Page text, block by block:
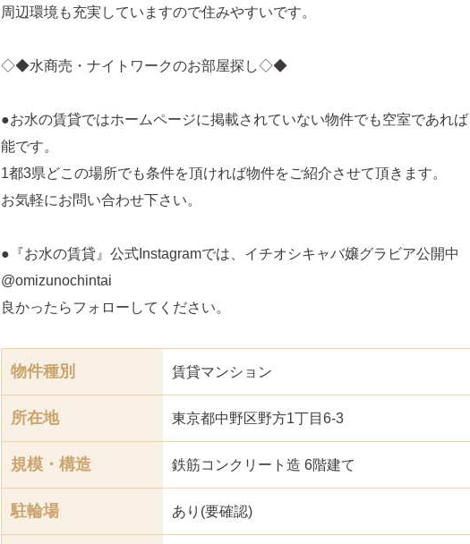
周辺環境も充実していますので住みやすいです。
◇◆水商売・ナイトワークのお部屋探し◇◆
●お水の賃貸ではホームページに掲載されていない物件でも空室であれ
能です。
1都3県どこの場所でも条件を頂ければ物件をご紹介させて頂きます。
お気軽にお問い合わせ下さい。
●『お水の賃貸』公式Instagramでは、イチオシキャバ嬢グラビア公開中
@omizunochintai
良かったらフォローしてください。
物件種別 賃貸マンション
所在地 東京都中野区野方1丁目6-3
規模・構造 鉄筋コンクリート造 6階建て
駐輪場 あり(要確認)